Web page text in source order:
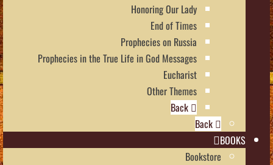
Honoring Our Lady
End of Times
Prophecies on Russia
Prophecies in the True Life in God Messages
Eucharist
Other Themes
BOOKS
Bookstore